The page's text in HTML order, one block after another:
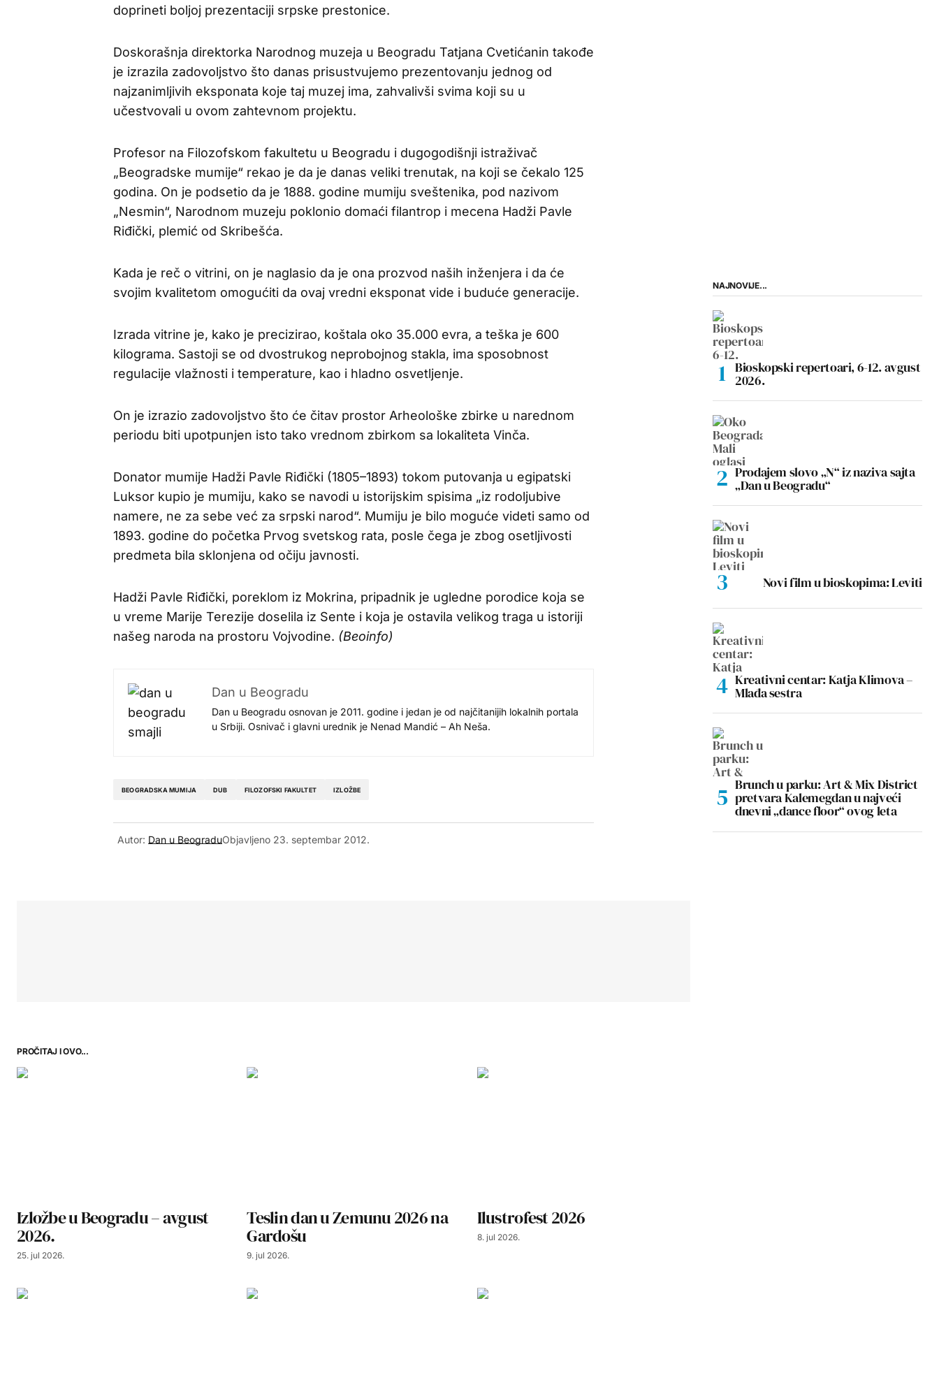
doprineti boljoj prezentaciji srpske prestonice.
Doskorašnja direktorka Narodnog muzeja u Beogradu Tatjana Cvetićanin takođe
je izrazila zadovoljstvo što danas prisustvujemo prezentovanju jednog od
najzanimljivih eksponata koje taj muzej ima, zahvalivši svima koji su u
učestvovali u ovom zahtevnom projektu.
Profesor na Filozofskom fakultetu u Beogradu i dugogodišnji istraživač
„Beogradske mumije“ rekao je da je danas veliki trenutak, na koji se čekalo 125
godina. On je podsetio da je 1888. godine mumiju sveštenika, pod nazivom
„Nesmin“, Narodnom muzeju poklonio domaći filantrop i mecena Hadži Pavle
Riđički, plemić od Skribešća.
Kada je reč o vitrini, on je naglasio da je ona prozvod naših inženjera i da će
svojim kvalitetom omogućiti da ovaj vredni eksponat vide i buduće generacije.
Izrada vitrine je, kako je precizirao, koštala oko 35.000 evra, a teška je 600
kilograma. Sastoji se od dvostrukog neprobojnog stakla, ima sposobnost
regulacije vlažnosti i temperature, kao i hladno osvetljenje.
On je izrazio zadovoljstvo što će čitav prostor Arheološke zbirke u narednom
periodu biti upotpunjen isto tako vrednom zbirkom sa lokaliteta Vinča.
Donator mumije Hadži Pavle Riđički (1805–1893) tokom putovanja u egipatski
Luksor kupio je mumiju, kako se navodi u istorijskim spisima „iz rodoljubive
namere, ne za sebe već za srpski narod“. Mumiju je bilo moguće videti samo od
1893. godine do početka Prvog svetskog rata, posle čega je zbog osetljivosti
predmeta bila sklonjena od očiju javnosti.
Hadži Pavle Riđički, poreklom iz Mokrina, pripadnik je ugledne porodice koja se
u vreme Marije Terezije doselila iz Sente i koja je ostavila velikog traga u istoriji
našeg naroda na prostoru Vojvodine. (Beoinfo)
Dan u Beogradu
Dan u Beogradu osnovan je 2011. godine i jedan je od najčitanijih lokalnih portala
u Srbiji. Osnivač i glavni urednik je Nenad Mandić – Ah Neša.
BEOGRADSKA MUMIJA DUB FILOZOFSKI FAKULTET IZLOŽBE
Autor: Dan u BeograduObjavljeno 23. septembar 2012.
PROČITAJ I OVO...
Izložbe u Beogradu – avgust
2026.
25. jul 2026.
Teslin dan u Zemunu 2026 na
Gardošu
9. jul 2026.
Ilustrofest 2026
8. jul 2026.
NAJNOVIJE...
Bioskopski repertoari, 6-12. avgust
2026.
Prodajem slovo „N“ iz naziva sajta
„Dan u Beogradu“
Novi film u bioskopima: Leviti
Kreativni centar: Katja Klimova –
Mlađa sestra
Brunch u parku: Art & Mix District
pretvara Kalemegdan u najveći
dnevni „dance floor“ ovog leta